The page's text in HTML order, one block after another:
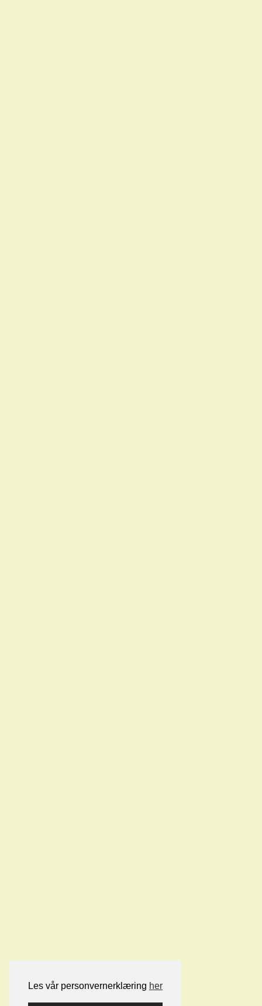
Les vår personvernerklæring her